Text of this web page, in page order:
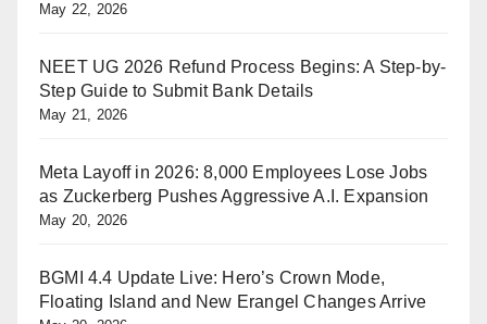
May 22, 2026
NEET UG 2026 Refund Process Begins: A Step-by-
Step Guide to Submit Bank Details
May 21, 2026
Meta Layoff in 2026: 8,000 Employees Lose Jobs
as Zuckerberg Pushes Aggressive A.I. Expansion
May 20, 2026
BGMI 4.4 Update Live: Hero’s Crown Mode,
Floating Island and New Erangel Changes Arrive